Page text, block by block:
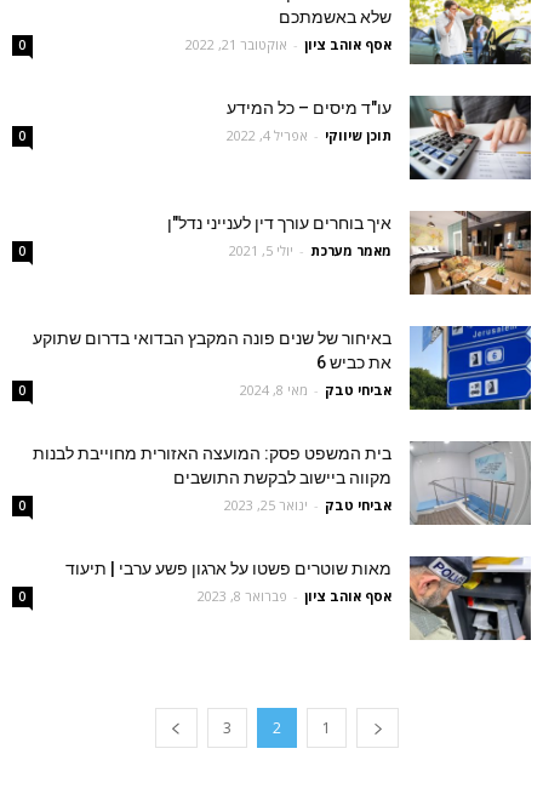
שלא באשמתכם
אסף אוהב ציון - אוקטובר 21, 2022 0
עו"ד מיסים – כל המידע
תוכן שיווקי - אפריל 4, 2022 0
איך בוחרים עורך דין לענייני נדל"ן
מאמר מערכת - יולי 5, 2021 0
באיחור של שנים פונה המקבץ הבדואי בדרום שתוקע
את כביש 6
אביחי טבק - מאי 8, 2024 0
בית המשפט פסק: המועצה האזורית מחוייבת לבנות
מקווה ביישוב לבקשת התושבים
אביחי טבק - ינואר 25, 2023 0
מאות שוטרים פשטו על ארגון פשע ערבי | תיעוד
אסף אוהב ציון - פברואר 8, 2023 0
1
2
3